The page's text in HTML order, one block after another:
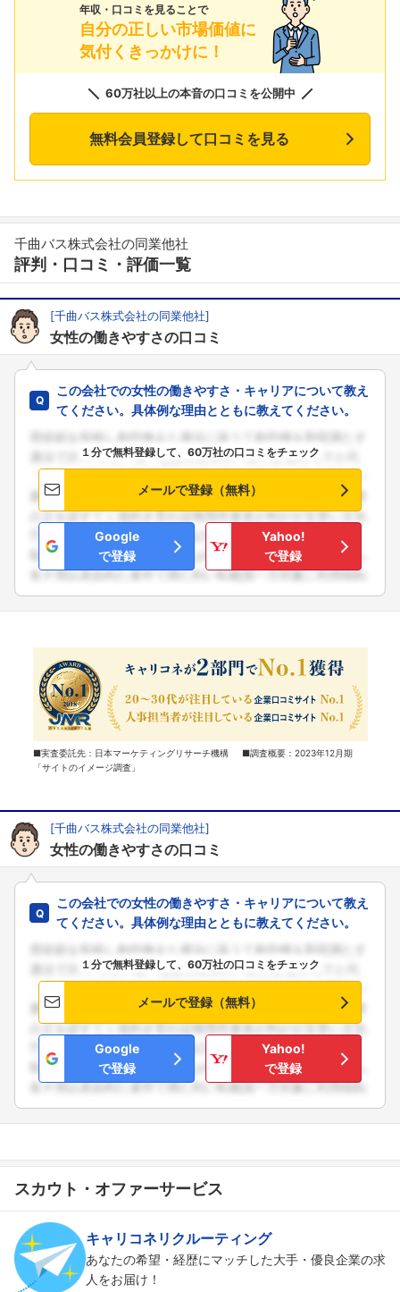
年収・口コミを見ることで
自分の正しい市場価値に
気付くきっかけに！
60万社以上の本音の口コミを公開中
無料会員登録して口コミを見る
千曲バス株式会社の同業他社
評判・口コミ・評価一覧
[千曲バス株式会社の同業他社]
女性の働きやすさの口コミ
この会社での女性の働きやすさ・キャリアについて教え
てください。具体例な理由とともに教えてください。
１分で無料登録して、60万社の口コミをチェック
メールで登録（無料）
Google
で登録
Yahoo!
で登録
■実査委託先：日本マーケティングリサーチ機構 ■調査概要：2023年12月期
「サイトのイメージ調査」
[千曲バス株式会社の同業他社]
女性の働きやすさの口コミ
この会社での女性の働きやすさ・キャリアについて教え
てください。具体例な理由とともに教えてください。
１分で無料登録して、60万社の口コミをチェック
メールで登録（無料）
Google
で登録
Yahoo!
で登録
スカウト・オファーサービス
キャリコネリクルーティング
あなたの希望・経歴にマッチした大手・優良企業の求
人をお届け！